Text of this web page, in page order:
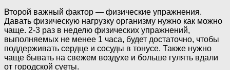
Второй важный фактор — физические упражнения.
Давать физическую нагрузку организму нужно как можно
чаще. 2-3 раз в неделю физических упражнений,
выполняемых не менее 1 часа, будет достаточно, чтобы
поддерживать сердце и сосуды в тонусе. Также нужно
чаще бывать на свежем воздухе и больше гулять вдали
от городской суеты.